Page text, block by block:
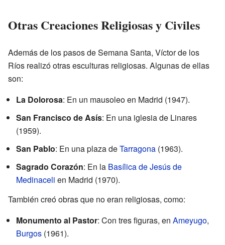
Otras Creaciones Religiosas y Civiles
Además de los pasos de Semana Santa, Víctor de los
Ríos realizó otras esculturas religiosas. Algunas de ellas
son:
La Dolorosa: En un mausoleo en Madrid (1947).
San Francisco de Asís: En una iglesia de Linares
(1959).
San Pablo: En una plaza deTarragona (1963).
Sagrado Corazón: En la Basílica de Jesús de
Medinaceli en Madrid (1970).
También creó obras que no eran religiosas, como:
Monumento al Pastor: Con tres figuras, en Ameyugo,
Burgos (1961).